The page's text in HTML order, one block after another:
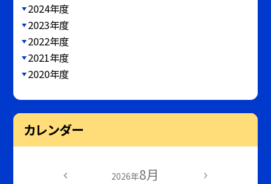
2024年度
2023年度
2022年度
2021年度
2020年度
カレンダー
2026年8月